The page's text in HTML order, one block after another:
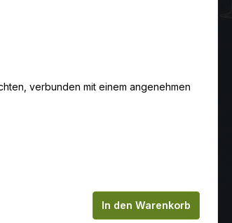
verbunden mit einem angenehmen
Anzahl zu erhöhen oder
In den Warenkorb